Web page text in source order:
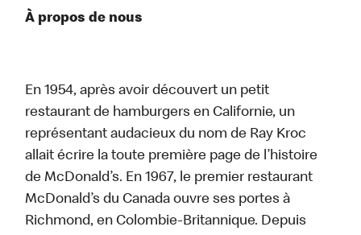
À propos de nous
En 1954, après avoir découvert un petit
restaurant de hamburgers en Californie, un
représentant audacieux du nom de Ray Kroc
allait écrire la toute première page de l’histoire
de McDonald’s. En 1967, le premier restaurant
McDonald’s du Canada ouvre ses portes à
Richmond, en Colombie-Britannique. Depuis